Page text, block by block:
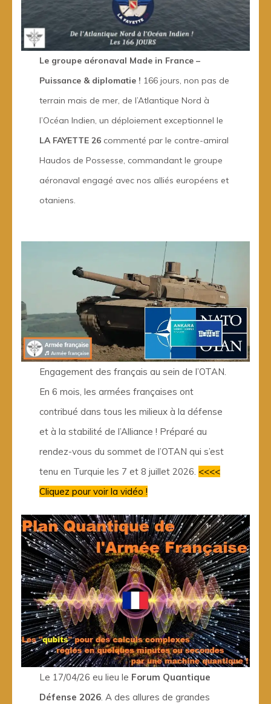
Le groupe aéronaval Made in France –
Puissance & diplomatie ! 166 jours, non pas de
terrain mais de mer, de l’Atlantique Nord à
l’Océan Indien, un déploiement exceptionnel le
LA FAYETTE 26 commenté par le contre-amiral
Haudos de Possesse, commandant le groupe
aéronaval engagé avec nos alliés européens et
otaniens.
Engagement des français au sein de l’OTAN.
En 6 mois, les armées françaises ont
contribué dans tous les milieux à la défense
et à la stabilité de l’Alliance ! Préparé au
rendez-vous du sommet de l’OTAN qui s’est
tenu en Turquie les 7 et 8 juillet 2026. <<<<
Cliquez pour voir la vidéo !
Le 17/04/26 eu lieu le Forum Quantique
Défense 2026. A des allures de grandes